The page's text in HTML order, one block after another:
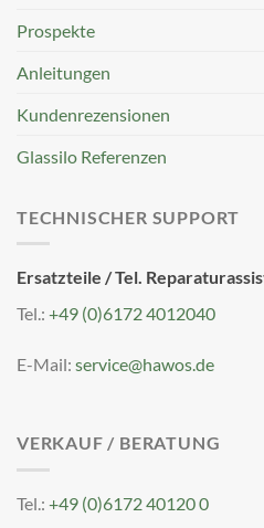
Prospekte
Anleitungen
Kundenrezensionen
Glassilo Referenzen
TECHNISCHER SUPPORT
Ersatzteile / Tel.
Tel.: +49 (0)6172 4012040
E-Mail: service@hawos.de
VERKAUF / BERATUNG
Tel.: +49 (0)6172 40120 0